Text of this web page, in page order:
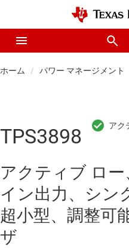
ホーム パワー マネージメント
TPS3898
アクティブ ロ
イン出力、シン
超小型、調整可
ザ